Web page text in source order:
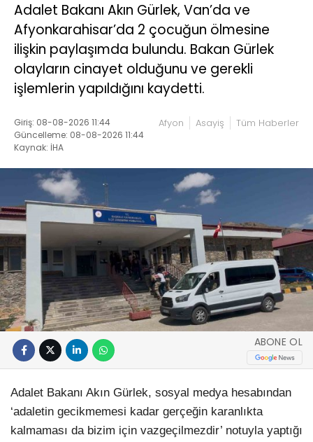
Adalet Bakanı Akın Gürlek, Van’da ve
Afyonkarahisar’da 2 çocuğun ölmesine
ilişkin paylaşımda bulundu. Bakan Gürlek
olayların cinayet olduğunu ve gerekli
işlemlerin yapıldığını kaydetti.
Giriş: 08-08-2026 11:44
Güncelleme: 08-08-2026 11:44
Kaynak: İHA
Afyon Asayiş Tüm Haberler
ABONE OL
Adalet Bakanı Akın Gürlek, sosyal medya hesabından
‘adaletin gecikmemesi kadar gerçeğin karanlıkta
kalmaması da bizim için vazgeçilmezdir’ notuyla yaptığı